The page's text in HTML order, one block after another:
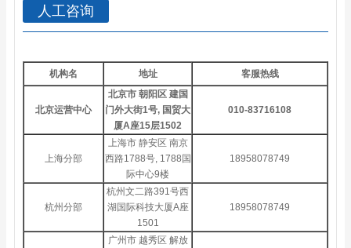
人工咨询
机构名 地址 客服热线
北京运营中心
北京市 朝阳区 建国
门外大街1号, 国贸大
厦A座15层1502
010-83716108
上海分部
上海市 静安区 南京
西路1788号, 1788国
际中心9楼
18958078749
杭州分部
杭州文二路391号西
湖国际科技大厦A座
1501
18958078749
广州市 越秀区 解放